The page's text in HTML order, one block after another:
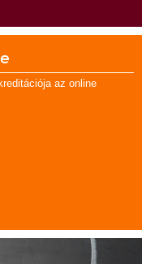
az online